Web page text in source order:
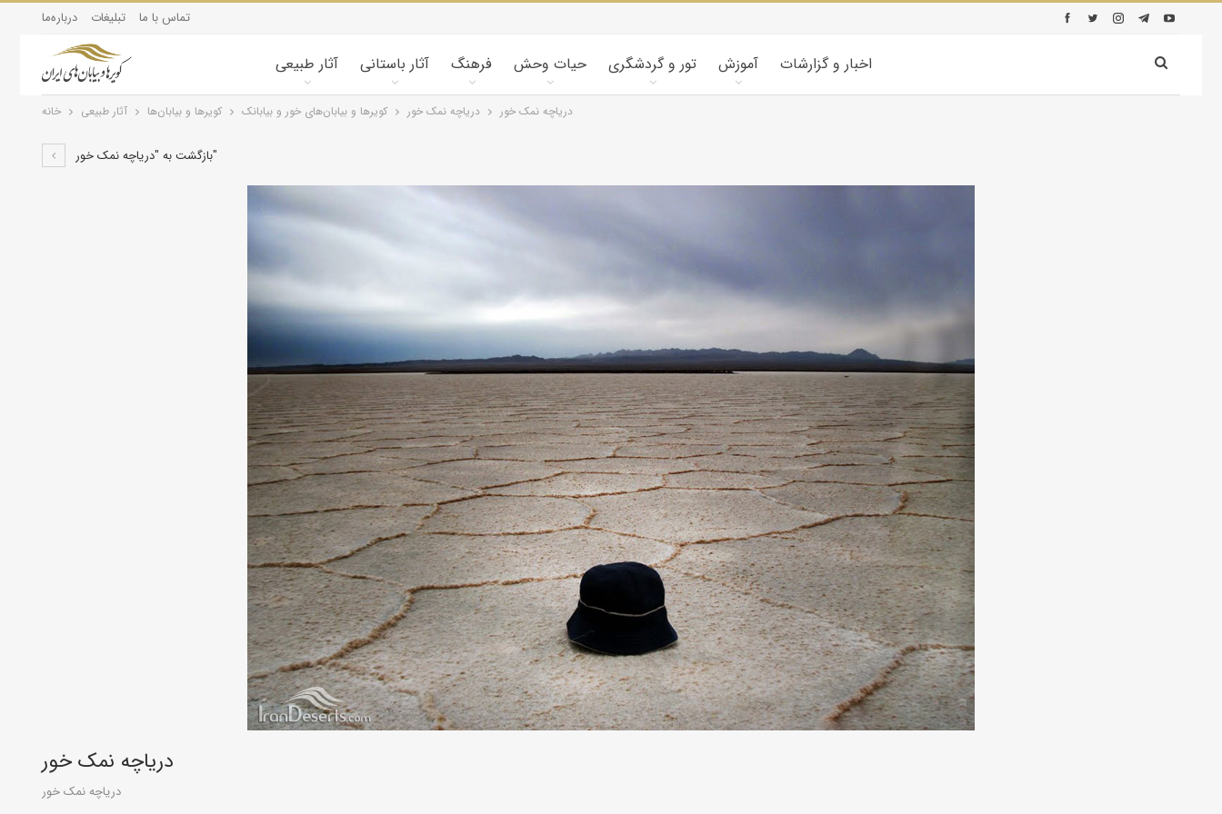
درباره‌ما تبلیغات تماس با ما
آثار طبیعی آثار باستانی فرهنگ حیات وحش تور و گردشگری آموزش اخبار و گزارشات
خانه آثار طبیعی کویرها و بیابان‌ها کویرها و بیابان‌های خور و بیابانک دریاچه نمک خور دریاچه نمک خور
بازگشت به "دریاچه نمک خور"
دریاچه نمک خور
دریاچه نمک خور